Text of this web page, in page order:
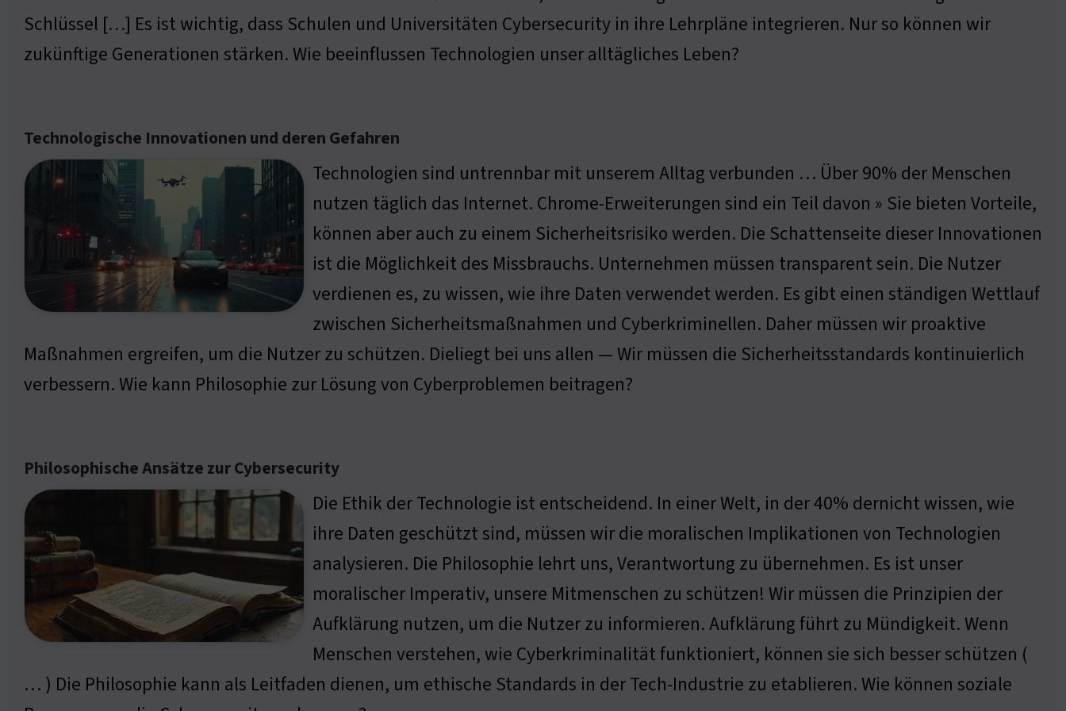
Schlüssel […] Es ist wichtig, dass Schulen und Universitäten Cybersecurity in ihre Lehrpläne integrieren. Nur so können wir
zukünftige Generationen stärken. Wie beeinflussen Technologien unser alltägliches Leben?
Technologische Innovationen und deren Gefahren
Technologien sind untrennbar mit unserem Alltag verbunden … Über 90% der Menschen
nutzen täglich das Internet. Chrome-Erweiterungen sind ein Teil davon » Sie bieten Vorteile,
können aber auch zu einem Sicherheitsrisiko werden. Die Schattenseite dieser Innovationen
ist die Möglichkeit des Missbrauchs. Unternehmen müssen transparent sein. Die Nutzer
verdienen es, zu wissen, wie ihre Daten verwendet werden. Es gibt einen ständigen Wettlauf
zwischen Sicherheitsmaßnahmen und Cyberkriminellen. Daher müssen wir proaktive
Maßnahmen ergreifen, um die Nutzer zu schützen. Dieliegt bei uns allen — Wir müssen die Sicherheitsstandards kontinuierlich
verbessern. Wie kann Philosophie zur Lösung von Cyberproblemen beitragen?
Philosophische Ansätze zur Cybersecurity
Die Ethik der Technologie ist entscheidend. In einer Welt, in der 40% dernicht wissen, wie
ihre Daten geschützt sind, müssen wir die moralischen Implikationen von Technologien
analysieren. Die Philosophie lehrt uns, Verantwortung zu übernehmen. Es ist unser
moralischer Imperativ, unsere Mitmenschen zu schützen! Wir müssen die Prinzipien der
Aufklärung nutzen, um die Nutzer zu informieren. Aufklärung führt zu Mündigkeit. Wenn
Menschen verstehen, wie Cyberkriminalität funktioniert, können sie sich besser schützen (
… ) Die Philosophie kann als Leitfaden dienen, um ethische Standards in der Tech-Industrie zu etablieren. Wie können soziale